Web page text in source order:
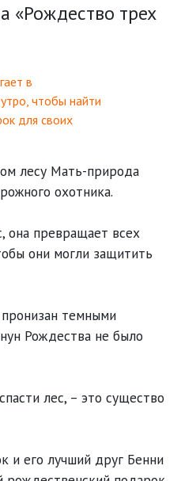
«Рождество трех
в
чтобы найти
для своих
лесу Мать-природа
охотника.
она превращает всех
они могли защитить
темными
Рождества не было
лес, – это существо
и его лучший друг Бенни